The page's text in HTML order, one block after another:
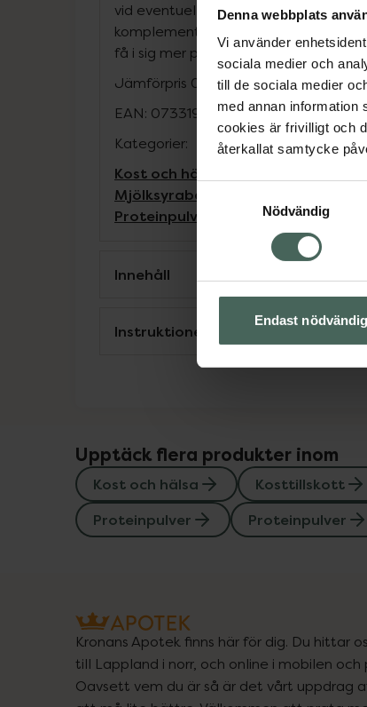
Denna webbplats
Vi använder
sociala medier och
till de sociala medier
med annan information
cookies är frivilligt och
återkallat samtycke
Samtyckesval
Nödvändig
Endast
vid eventuell överkänslighet.
komplement för den som vill addera
få i sig mer protein under vissa
Jämförpris 0,48 kr/g
EAN: 07331985104043
Kategorier:
Kost och hälsa
Mjölksyrabakterier
Proteinpulver
Innehåll
Instruktioner
Upptäck flera produkter inom
Kost och hälsa Kosttillskott
Proteinpulver
Proteinpulver
Kronans Apotek finns här för dig. Du hittar
till Lappland i norr, och online i mobilen och
Oavsett vem du är så är det vårt uppdrag